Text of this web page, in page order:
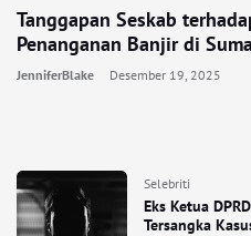
Selebriti
Eks Ketua
Tersangka
Tanggapan Seskab
Penanganan Banjir di
JenniferBlake Desember 19, 2025